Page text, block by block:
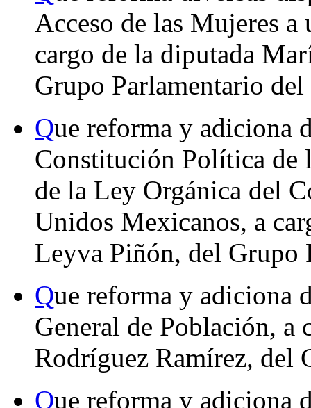
Acceso de las Mujeres
cargo de la diputada
Grupo Parlamentario
Que reforma y adiciona
Constitución Política de
de la Ley Orgánica del
Unidos Mexicanos, a
Leyva Piñón, del Grupo
Que reforma y adiciona
General de Población, a
Rodríguez Ramírez, del
Que reforma y adiciona